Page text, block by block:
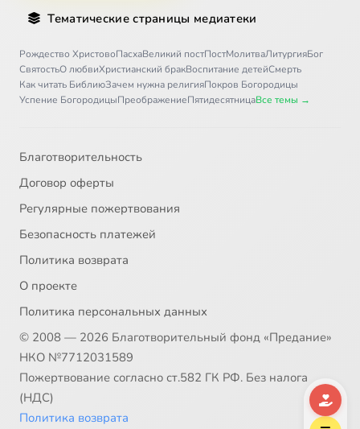
Тематические страницы медиатеки
Рождество ХристовоПасхаВеликий постПостМолитваЛитургияБог
СвятостьО любвиХристианский бракВоспитание детейСмерть
Как читать БиблиюЗачем нужна религияПокров Богородицы
Успение БогородицыПреображениеПятидесятницаВсе темы →
Благотворительность
Договор оферты
Регулярные пожертвования
Безопасность платежей
Политика возврата
О проекте
Политика персональных данных
© 2008 — 2026 Благотворительный фонд «Предание»
НКО №7712031589
Пожертвование согласно ст.582 ГК РФ. Без налога
(НДС)
Политика возврата